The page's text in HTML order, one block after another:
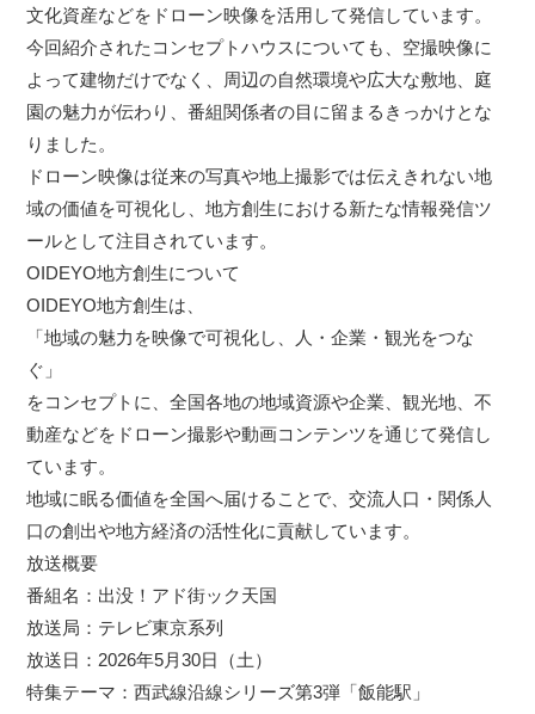
文化資産などをドローン映像を活用して発信しています。
今回紹介されたコンセプトハウスについても、空撮映像に
よって建物だけでなく、周辺の自然環境や広大な敷地、庭
園の魅力が伝わり、番組関係者の目に留まるきっかけとな
りました。
ドローン映像は従来の写真や地上撮影では伝えきれない地
域の価値を可視化し、地方創生における新たな情報発信ツ
ールとして注目されています。
OIDEYO地方創生について
OIDEYO地方創生は、
「地域の魅力を映像で可視化し、人・企業・観光をつな
ぐ」
をコンセプトに、全国各地の地域資源や企業、観光地、不
動産などをドローン撮影や動画コンテンツを通じて発信し
ています。
地域に眠る価値を全国へ届けることで、交流人口・関係人
口の創出や地方経済の活性化に貢献しています。
放送概要
番組名：出没！アド街ック天国
放送局：テレビ東京系列
放送日：2026年5月30日（土）
特集テーマ：西武線沿線シリーズ第3弾「飯能駅」